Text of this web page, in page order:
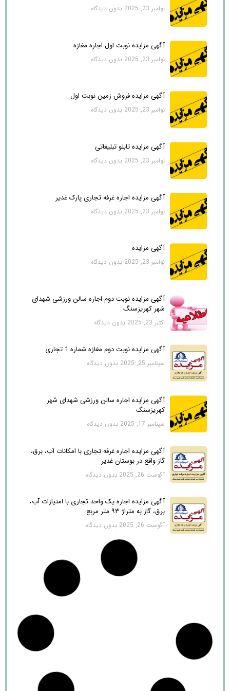
نوامبر 23, 2025 بدون دیدگاه
آگهی مزایده نوبت اول اجاره مغازه
نوامبر 23, 2025 بدون دیدگاه
آگهی مزایده فروش زمین نوبت اول
نوامبر 23, 2025 بدون دیدگاه
آگهی مزایده تابلو تبلیغاتی
نوامبر 23, 2025 بدون دیدگاه
آگهی مزایده اجاره غرفه تجاری پارک غدیر
نوامبر 23, 2025 بدون دیدگاه
آگهی مزایده
نوامبر 23, 2025 بدون دیدگاه
آگهی مزایده نوبت دوم اجاره سالن ورزشی شهدای
شهر کهریزسنگ
اکتبر 23, 2025 بدون دیدگاه
آگهی مزایده نوبت دوم مغازه شماره 1 تجاری
سپتامبر 25, 2025 بدون دیدگاه
آگهی مزایده اجاره سالن ورزشی شهدای شهر
کهریزسنگ
سپتامبر 17, 2025 بدون دیدگاه
آگهی مزایده اجاره غرفه تجاری با امکانات آب، برق،
گاز واقع در بوستان غدیر
آگوست 26, 2025 بدون دیدگاه
آگهی مزایده اجاره یک واحد تجاری با امتیازات آب،
برق، گاز به متراژ ۹۳ متر مربع
آگوست 26, 2025 بدون دیدگاه